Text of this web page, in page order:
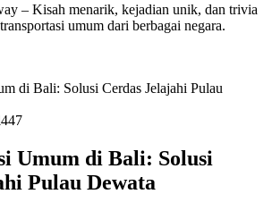
– Kisah menarik, kejadian unik, dan trivia
umum dari berbagai negara.
Umum di Bali: Solusi
Pulau Dewata